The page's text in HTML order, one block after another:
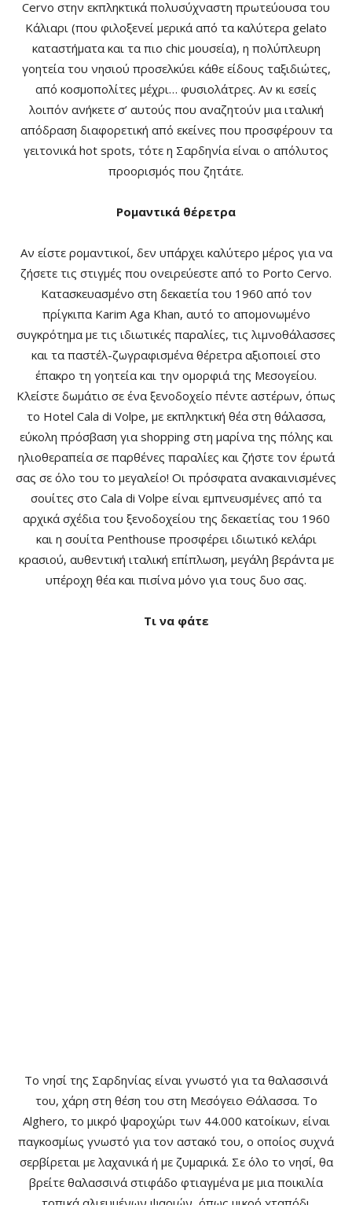
Cervo στην εκπληκτικά πολυσύχναστη πρωτεύουσα του
Κάλιαρι (που φιλοξενεί μερικά από τα καλύτερα gelato
καταστήματα και τα πιο chic μουσεία), η πολύπλευρη
γοητεία του νησιού προσελκύει κάθε είδους ταξιδιώτες,
από κοσμοπολίτες μέχρι… φυσιολάτρες. Αν κι εσείς
λοιπόν ανήκετε σ’ αυτούς που αναζητούν μια ιταλική
απόδραση διαφορετική από εκείνες που προσφέρουν τα
γειτονικά hot spots, τότε η Σαρδηνία είναι ο απόλυτος
προορισμός που ζητάτε.
Ρομαντικά θέρετρα
Αν είστε ρομαντικοί, δεν υπάρχει καλύτερο μέρος για να
ζήσετε τις στιγμές που ονειρεύεστε από το Porto Cervo.
Κατασκευασμένο στη δεκαετία του 1960 από τον
πρίγκιπα Karim Aga Khan, αυτό το απομονωμένο
συγκρότημα με τις ιδιωτικές παραλίες, τις λιμνοθάλασσες
και τα παστέλ-ζωγραφισμένα θέρετρα αξιοποιεί στο
έπακρο τη γοητεία και την ομορφιά της Μεσογείου.
Κλείστε δωμάτιο σε ένα ξενοδοχείο πέντε αστέρων, όπως
το Hotel Cala di Volpe, με εκπληκτική θέα στη θάλασσα,
εύκολη πρόσβαση για shopping στη μαρίνα της πόλης και
ηλιοθεραπεία σε παρθένες παραλίες και ζήστε τον έρωτά
σας σε όλο του το μεγαλείο! Οι πρόσφατα ανακαινισμένες
σουίτες στο Cala di Volpe είναι εμπνευσμένες από τα
αρχικά σχέδια του ξενοδοχείου της δεκαετίας του 1960
και η σουίτα Penthouse προσφέρει ιδιωτικό κελάρι
κρασιού, αυθεντική ιταλική επίπλωση, μεγάλη βεράντα με
υπέροχη θέα και πισίνα μόνο για τους δυο σας.
Τι να φάτε
Το νησί της Σαρδηνίας είναι γνωστό για τα θαλασσινά
του, χάρη στη θέση του στη Μεσόγειο Θάλασσα. Το
Alghero, το μικρό ψαροχώρι των 44.000 κατοίκων, είναι
παγκοσμίως γνωστό για τον αστακό του, ο οποίος συχνά
σερβίρεται με λαχανικά ή με ζυμαρικά. Σε όλο το νησί, θα
βρείτε θαλασσινά στιφάδο φτιαγμένα με μια ποικιλία